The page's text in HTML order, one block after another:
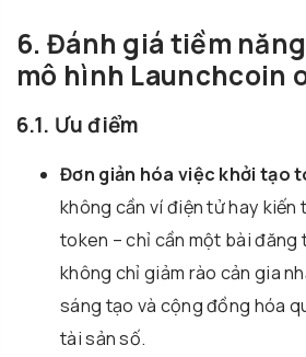
6. Đánh giá tiềm
mô hình Launchcoin
6.1. Ưu điểm
Đơn giản hóa việc khởi tạo
không cần ví điện tử hay
token – chỉ cần một bài đăng
không chỉ giảm rào cản gia
sáng tạo và cộng đồng hóa
tài sản số.